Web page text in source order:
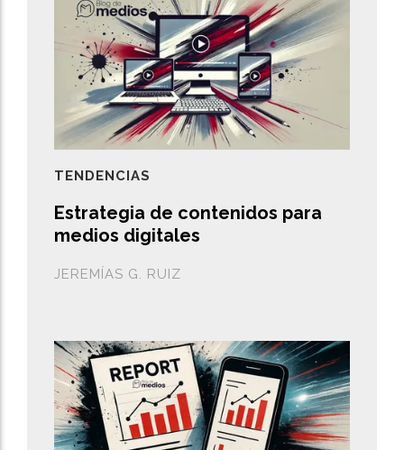
Estrategia de contenidos para
medios digitales
JEREMÍAS G. RUIZ
TENDENCIAS